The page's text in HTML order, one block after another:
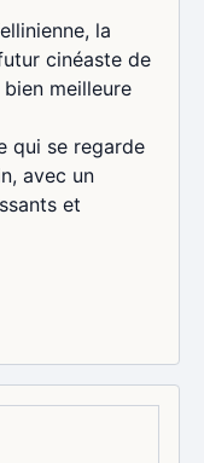
la
cinéaste de
meilleure
qui se regarde
avec un
et